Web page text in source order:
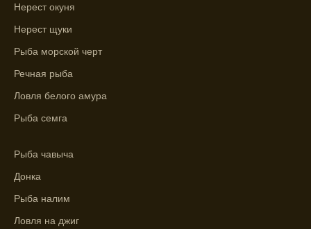
температуры воды учитывается в прогнозе
клева.
Лучше всего ловить рыбу в период
максимального атмосферного давления,
Прогноз клева на сутки вперед дает ясное
Нерест окуня
Нерест щуки
Рыба морской черт
Речная рыба
Ловля белого амура
Рыба семга
Рыба чавыча
Донка
Рыба налим
Ловля на джиг